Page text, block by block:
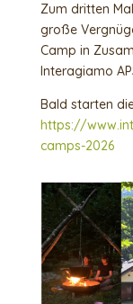
Zum dritten
große
Camp in
Interagiamo
Bald starten
https://
camps-2026